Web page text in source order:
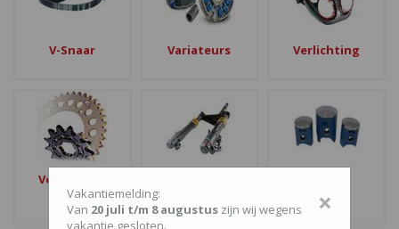
V-Snaar Variateurs Verlichting
Vertanding
×
Vakantiemelding:
Van 20 juli t/m 8 augustus zijn wij wegens
vakantie gesloten.